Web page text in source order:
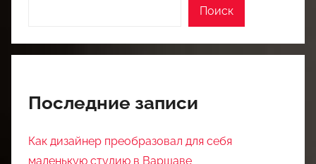
Поиск
Последние записи
Как дизайнер преобразовал для себя
маленькую студию в Варшаве